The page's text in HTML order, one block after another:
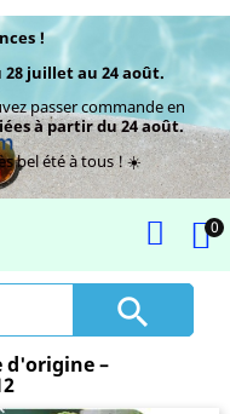
!
28 juillet au 24 août.
passer commande en
à partir du 24 août.
bel été à tous ! ☀️
0

d'origine –